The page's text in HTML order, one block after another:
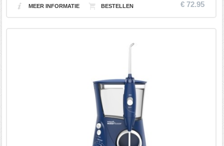
€ 72.95
MEER INFORMATIE